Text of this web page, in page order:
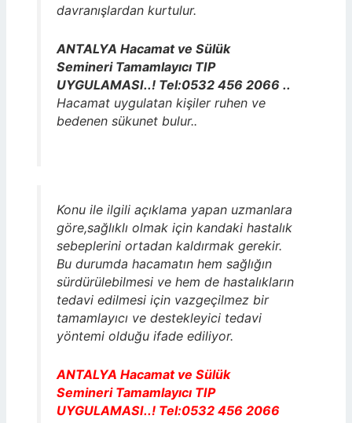
davranışlardan kurtulur.
ANTALYA Hacamat ve Sülük
Semineri Tamamlayıcı TIP
UYGULAMASI..! Tel:0532 456 2066 ..
Hacamat uygulatan kişiler ruhen ve
bedenen sükunet bulur..
Konu ile ilgili açıklama yapan uzmanlara
göre,sağlıklı olmak için kandaki hastalık
sebeplerini ortadan kaldırmak gerekir.
Bu durumda hacamatın hem sağlığın
sürdürülebilmesi ve hem de hastalıkların
tedavi edilmesi için vazgeçilmez bir
tamamlayıcı ve destekleyici tedavi
yöntemi olduğu ifade ediliyor.
ANTALYA Hacamat ve Sülük
Semineri Tamamlayıcı TIP
UYGULAMASI..! Tel:0532 456 2066